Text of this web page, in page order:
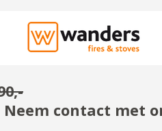
,-
Neem contact met